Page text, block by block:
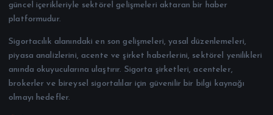
güncel içerikleriyle sektörel gelişmeleri aktaran bir haber
platformudur.
Sigortacılık alanındaki en son gelişmeleri, yasal düzenlemeleri,
piyasa analizlerini, acente ve şirket haberlerini, sektörel yenilikleri
anında okuyucularına ulaştırır. Sigorta şirketleri, acenteler,
brokerler ve bireysel sigortalılar için güvenilir bir bilgi kaynağı
olmayı hedefler.